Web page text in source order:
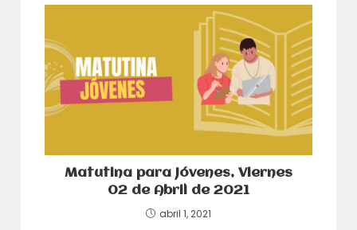
Matutina para Jóvenes, Viernes
02 de Abril de 2021
abril 1, 2021